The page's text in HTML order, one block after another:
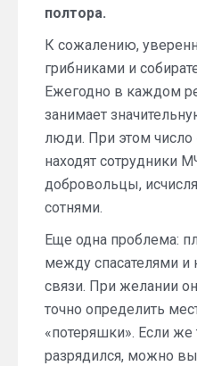
полтора.
К сожалению,
грибниками и
Ежегодно в каждом
занимает
люди. При этом число
находят сотрудники
добровольцы,
сотнями.
Еще одна проблема:
между спасателями и
связи. При желании
точно определить
«потеряшки». Если
разрядился, можно